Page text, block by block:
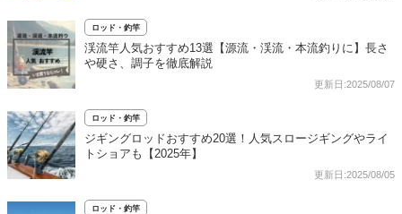
ロッド・釣竿
渓流竿人気おすすめ13選【源流・渓流・本流釣りに】長さ
や硬さ、調子を徹底解説
更新日:2025/08/07
ロッド・釣竿
ジギングロッドおすすめ20選！人気スロージギングやライ
トショアも【2025年】
更新日:2025/08/05
ロッド・釣竿